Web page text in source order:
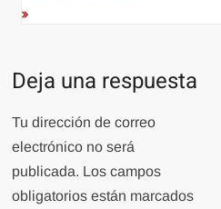
Deja una respuesta
Tu dirección de correo
electrónico no será
publicada. Los campos
obligatorios están marcados